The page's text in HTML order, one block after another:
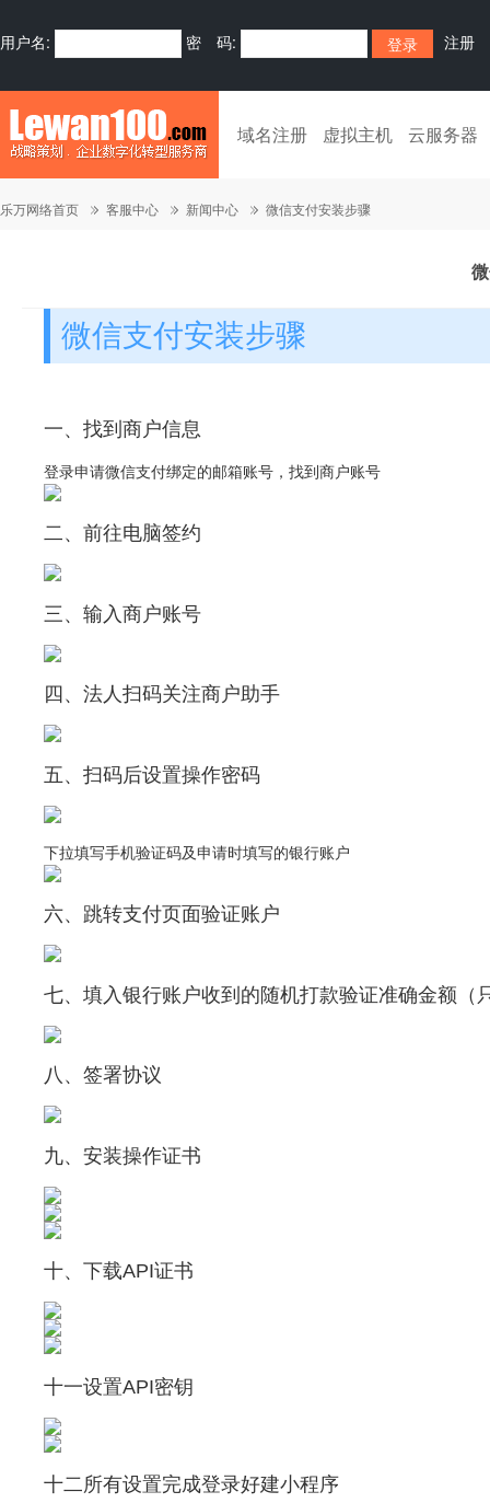
用户名: 密 码: 注册
域名注册 虚拟主机 云服务器
乐万网络首页 客服中心 新闻中心 微信支付安装步骤
微信支付安装步骤
一、找到商户信息
登录申请微信支付绑定的邮箱账号，找到商户账号
二、前往电脑签约
三、输入商户账号
四、法人扫码关注商户助手
五、扫码后设置操作密码
下拉填写手机验证码及申请时填写的银行账户
六、跳转支付页面验证账户
七、填入银行账户收到的随机打款验证准确金额（
八、签署协议
九、安装操作证书
十、下载API证书
十一设置API密钥
十二所有设置完成登录好建小程序